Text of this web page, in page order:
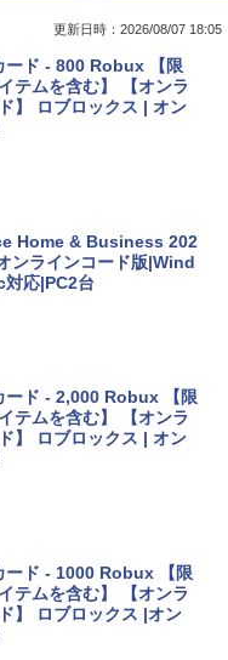
Neo A18 Proチッ
ートブック：AIとAppl
Liquid Retinaディスプ
、512GB SSD、1080p
for 13インチ
Lavie ASUS HP dyna
Air M5チップ搭載
チLiquid Retinaディ
語キーボード、Touch I
更新日時：2026/08/07 18:05
ド - 800 Robux 【限
テムを含む】 【オンラ
】 ロブロックス | オン
Home & Business 202
ンラインコード版|Wind
応|PC2台
ド - 2,000 Robux 【限
テムを含む】 【オンラ
】 ロブロックス | オン
ド - 1000 Robux 【限
テムを含む】 【オンラ
】 ロブロックス |オン